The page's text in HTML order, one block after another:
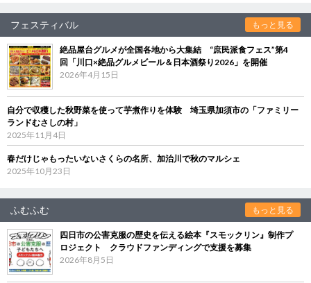
フェスティバル もっと見る
絶品屋台グルメが全国各地から大集結 “庶民派食フェス”第4
回「川口×絶品グルメビール＆日本酒祭り2026」を開催
2026年4月15日
自分で収穫した秋野菜を使って芋煮作りを体験 埼玉県加須市の「ファミリー
ランドむさしの村」
2025年11月4日
春だけじゃもったいないさくらの名所、加治川で秋のマルシェ
2025年10月23日
ふむふむ もっと見る
四日市の公害克服の歴史を伝える絵本『スモックリン』制作プ
ロジェクト クラウドファンディングで支援を募集
2026年8月5日